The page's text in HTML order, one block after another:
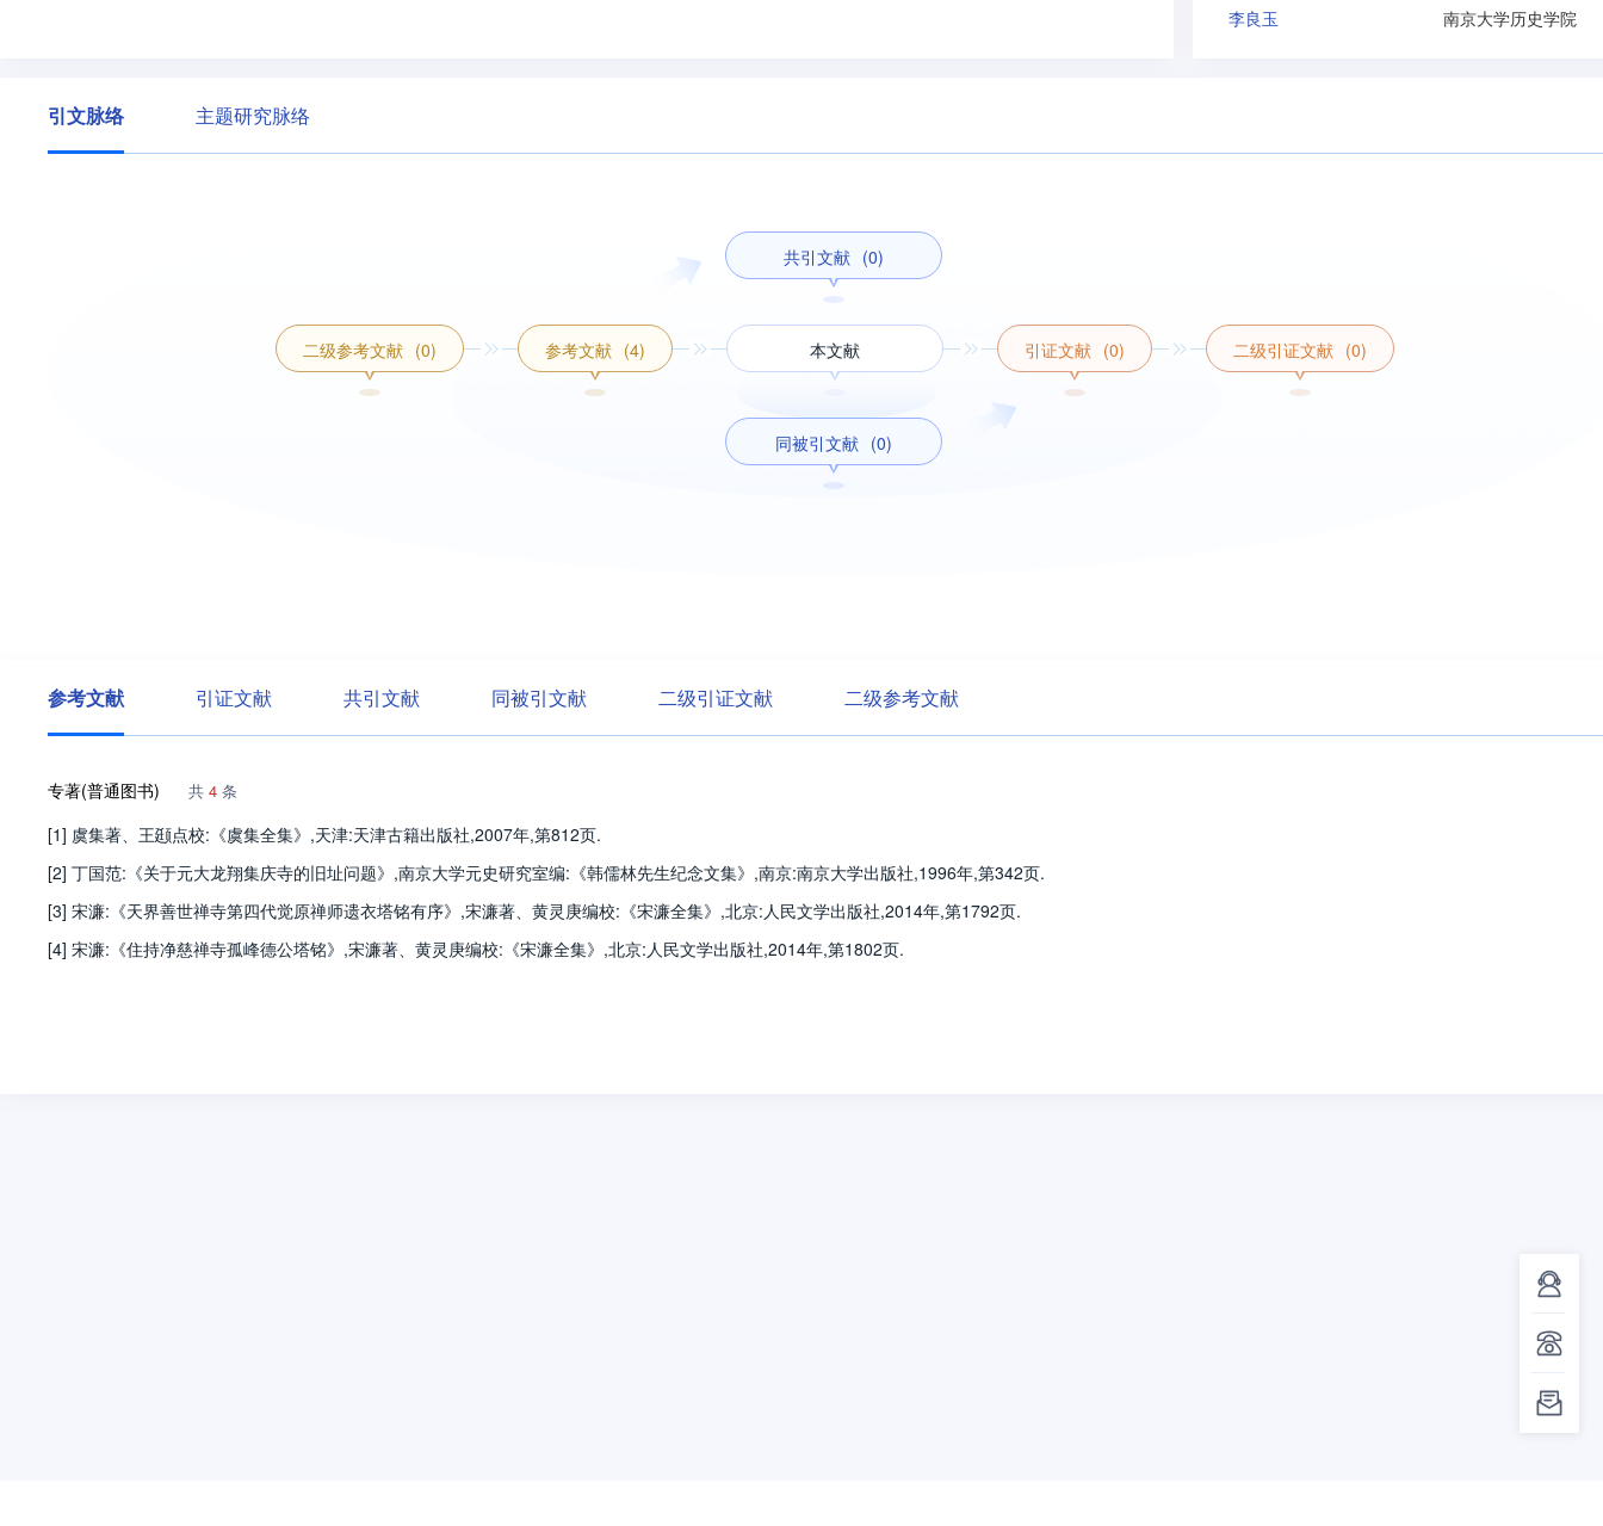
李良玉
南京大学历史学院
引文脉络 主题研究脉络
二级参考文献 (0) 参考文献 (4)
共引文献 (0)
本文献
同被引文献 (0)
引证文献 (0) 二级引证文献 (0)
参考文献 引证文献 共引文献 同被引文献 二级引证文献 二级参考文献
专著(普通图书) 共 4 条
[1] 虞集著、王颋点校:《虞集全集》,天津:天津古籍出版社,2007年,第812页.
[2] 丁国范:《关于元大龙翔集庆寺的旧址问题》,南京大学元史研究室编:《韩儒林先生纪念文集》,南京:南京大学出版社,1996年,第342页.
[3] 宋濂:《天界善世禅寺第四代觉原禅师遗衣塔铭有序》,宋濂著、黄灵庚编校:《宋濂全集》,北京:人民文学出版社,2014年,第1792页.
[4] 宋濂:《住持净慈禅寺孤峰德公塔铭》,宋濂著、黄灵庚编校:《宋濂全集》,北京:人民文学出版社,2014年,第1802页.